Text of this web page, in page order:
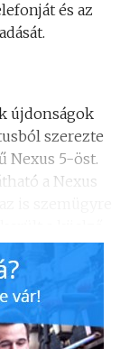
és az
újdonságok
szerezte
Nexus 5-öst.
a Nexus
is szemügyre